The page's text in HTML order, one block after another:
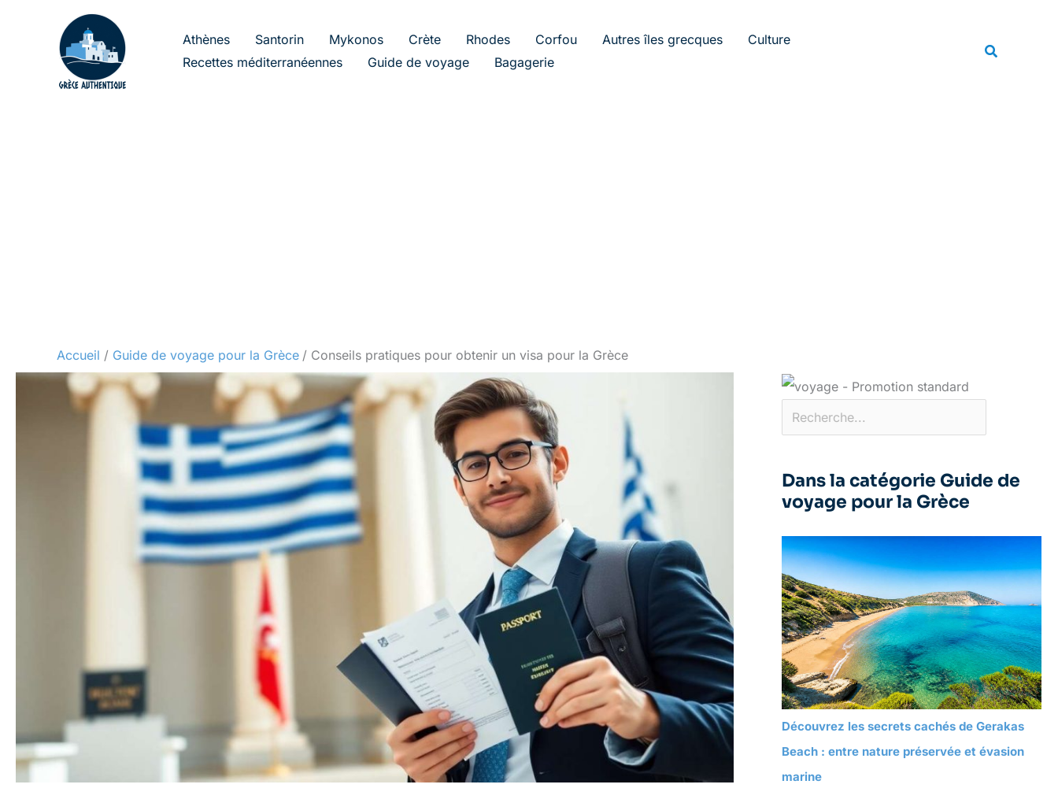
Athènes Santorin Mykonos Crète Rhodes Corfou Autres îles grecques
Culture
Recettes méditerranéennes
Guide de voyage Bagagerie
Accueil Guide de voyage pour la Grèce Conseils pratiques pour obtenir un visa pour la Grèce
Dans la catégorie Guide de
voyage pour la Grèce
Découvrez les secrets cachés de Gerakas
Beach : entre nature préservée et évasion
marine